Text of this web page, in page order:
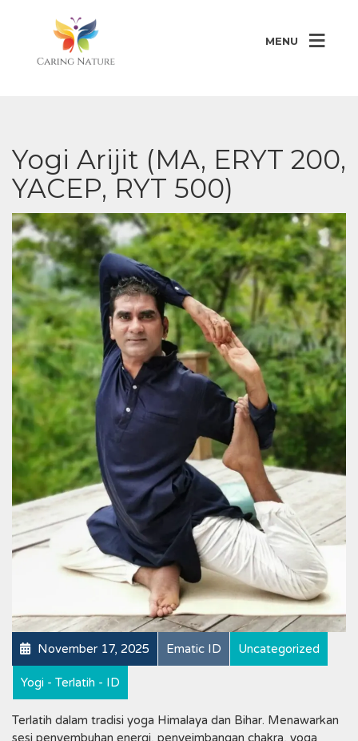
MENU
Yogi Arijit (MA, ERYT 200,
YACEP, RYT 500)
November 17, 2025 Ematic ID Uncategorized
Yogi - Terlatih - ID
Terlatih dalam tradisi yoga Himalaya dan Bihar. Menawarkan
sesi penyembuhan energi, penyeimbangan chakra, yoga